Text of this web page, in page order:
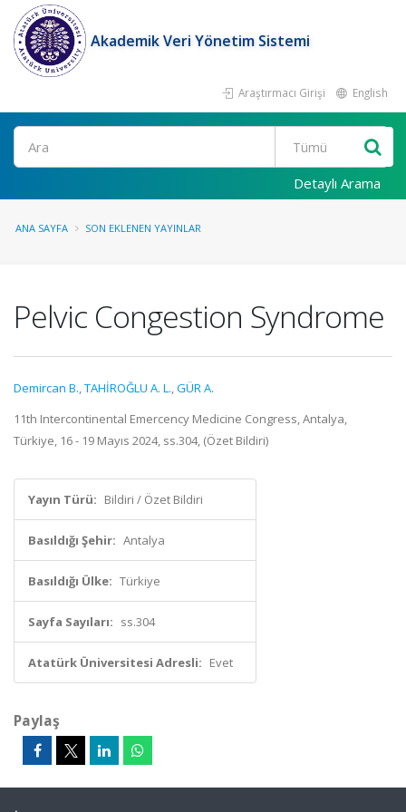
Akademik Veri Yönetim Sistemi
Araştırmacı Girişi English
Ara
Detaylı Arama
ANA SAYFA SON EKLENEN YAYINLAR
Pelvic Congestion Syndrome
Demircan B.,TAHİROĞLU A. L.,GÜR A.
11th Intercontinental Emercency Medicine Congress, Antalya,
Türkiye, 16 - 19 Mayıs 2024, ss.304, (Özet Bildiri)
Yayın Türü: Bildiri / Özet Bildiri
Basıldığı Şehir: Antalya
Basıldığı Ülke: Türkiye
Sayfa Sayıları: ss.304
Atatürk Üniversitesi Adresli: Evet
Paylaş